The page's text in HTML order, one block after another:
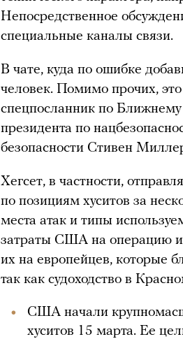
Непосредственное
специальные каналы связи.
В чате, куда по ошибке
человек. Помимо прочих,
спецпосланник по
президента по
безопасности Стивен
Хегсет, в частности,
по позициям хуситов за
места атак и типы
затраты США на операцию
их на европейцев, которые
так как судоходство в
США начали
хуситов 15 марта. Ее